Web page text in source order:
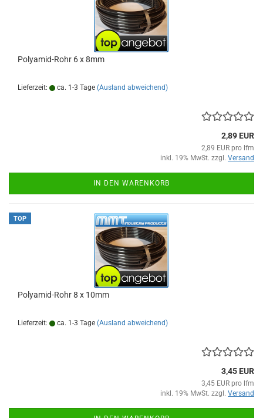
Polyamid-Rohr 6 x 8mm
Lieferzeit: ca. 1-3 Tage (Ausland abweichend)
2,89 EUR
2,89 EUR pro lfm
inkl. 19% MwSt. zzgl. Versand
IN DEN WARENKORB
TOP
Polyamid-Rohr 8 x 10mm
Lieferzeit: ca. 1-3 Tage (Ausland abweichend)
3,45 EUR
3,45 EUR pro lfm
inkl. 19% MwSt. zzgl. Versand